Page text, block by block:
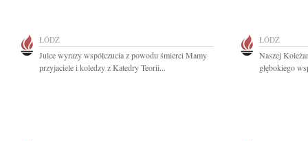
ŁÓDŹ
Julce wyrazy współczucia z powodu śmierci Mamy
przyjaciele i koledzy z Katedry Teorii...
ŁÓDŹ
Naszej
głębokiego